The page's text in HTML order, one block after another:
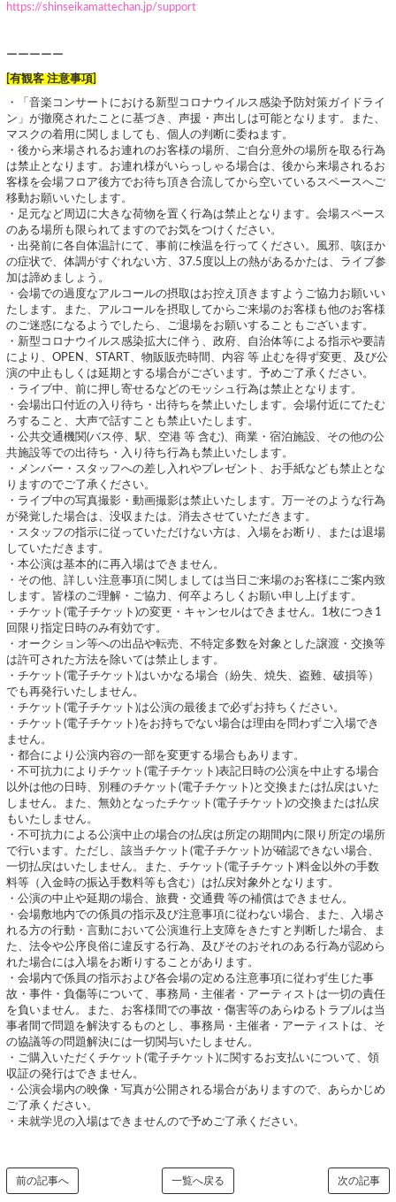
https://shinseikamattechan.jp/support
ーーーーー
[有観客 注意事項]
・「音楽コンサートにおける新型コロナウイルス感染予防対策ガイドライ
ン」が撤廃されたことに基づき、声援・声出しは可能となります。また、
マスクの着用に関しましても、個人の判断に委ねます。
・後から来場されるお連れのお客様の場所、ご自分意外の場所を取る行為
は禁止となります。お連れ様がいらっしゃる場合は、後から来場されるお
客様を会場フロア後方でお待ち頂き合流してから空いているスペースへご
移動お願いいたします。
・足元など周辺に大きな荷物を置く行為は禁止となります。会場スペース
のある場所も限られてますのでお気をつけください。
・出発前に各自体温計にて、事前に検温を行ってください。風邪、咳ほか
の症状で、体調がすぐれない方、37.5度以上の熱があるかたは、ライブ参
加は諦めましょう。
・会場での過度なアルコールの摂取はお控え頂きますようご協力お願いい
たします。また、アルコールを摂取してからご来場のお客様も他のお客様
のご迷惑になるようでしたら、ご退場をお願いすることもございます。
・新型コロナウイルス感染拡大に伴う、政府、自治体等による指示や要請
により、OPEN、START、物販販売時間、内容 等 止むを得ず変更、及び公
演の中止もしくは延期とする場合がございます。予めご了承ください。
・ライブ中、前に押し寄せるなどのモッシュ行為は禁止となります。
・会場出口付近の入り待ち・出待ちを禁止いたします。会場付近にてたむ
ろすること、大声で話すことも禁止いたします。
・公共交通機関(バス停、駅、空港 等 含む)、商業・宿泊施設、その他の公
共施設等での出待ち・入り待ち行為も禁止いたします。
・メンバー・スタッフへの差し入れやプレゼント、お手紙なども禁止とな
りますのでご了承ください。
・ライブ中の写真撮影・動画撮影は禁止いたします。万一そのような行為
が発覚した場合は、没収または。消去させていただきます。
・スタッフの指示に従っていただけない方は、入場をお断り、または退場
していただきます。
・本公演は基本的に再入場はできません。
・その他、詳しい注意事項に関しましては当日ご来場のお客様にご案内致
します。皆様のご理解・ご協力、何卒よろしくお願い申し上げます。
・チケット(電子チケット)の変更・キャンセルはできません。1枚につき1
回限り指定日時のみ有効です。
・オークション等への出品や転売、不特定多数を対象とした譲渡・交換等
は許可された方法を除いては禁止します。
・チケット(電子チケット)はいかなる場合（紛失、焼失、盗難、破損等）
でも再発行いたしません。
・チケット(電子チケット)は公演の最後まで必ずお持ちください。
・チケット(電子チケット)をお持ちでない場合は理由を問わずご入場でき
ません。
・都合により公演内容の一部を変更する場合もあります。
・不可抗力によりチケット(電子チケット)表記日時の公演を中止する場合
以外は他の日時、別種のチケット(電子チケット)と交換または払戻はいた
しません。また、無効となったチケット(電子チケット)の交換または払戻
もいたしません。
・不可抗力による公演中止の場合の払戻は所定の期間内に限り所定の場所
で行います。ただし、該当チケット(電子チケット)が確認できない場合、
一切払戻はいたしません。また、チケット(電子チケット)料金以外の手数
料等（入金時の振込手数料等も含む）は払戻対象外となります。
・公演の中止や延期の場合、旅費・交通費 等の補償はできません。
・会場敷地内での係員の指示及び注意事項に従わない場合、また、入場さ
れる方の行動・言動において公演進行上支障をきたすと判断した場合、ま
た、法令や公序良俗に違反する行為、及びそのおそれのある行為が認めら
れた場合には入場をお断りすることがあります。
・会場内で係員の指示および各会場の定める注意事項に従わず生じた事
故・事件・負傷等について、事務局・主催者・アーティストは一切の責任
を負いません。また、お客様間での事故・傷害等のあらゆるトラブルは当
事者間で問題を解決するものとし、事務局・主催者・アーティストは、そ
の協議等の問題解決には一切関与いたしません。
・ご購入いただくチケット(電子チケット)に関するお支払いについて、領
収証の発行はできません。
・公演会場内の映像・写真が公開される場合がありますので、あらかじめ
ご了承ください。
・未就学児の入場はできませんので予めご了承ください。
次の記事
一覧へ戻る
前の記事へ